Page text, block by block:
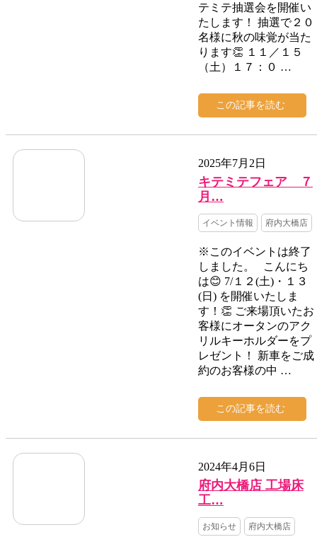
テミテ抽選会を開催い
たします！ 抽選で２０
名様に秋の味覚が当た
ります👏 １１／１５
（土）１７：０ …
この記事を読む
2025年7月2日
キテミテフェア ７
月…
イベント情報 府内大橋店
※このイベントは終了
しました。 こんにち
は😊 7/１２(土)・１３
(日) を開催いたしま
す！👏 ご来場頂いたお
客様にオータンのアク
リルキーホルダーをプ
レゼント！ 新車をご成
約のお客様の中 …
この記事を読む
2024年4月6日
府内大橋店 工場床
工…
お知らせ 府内大橋店